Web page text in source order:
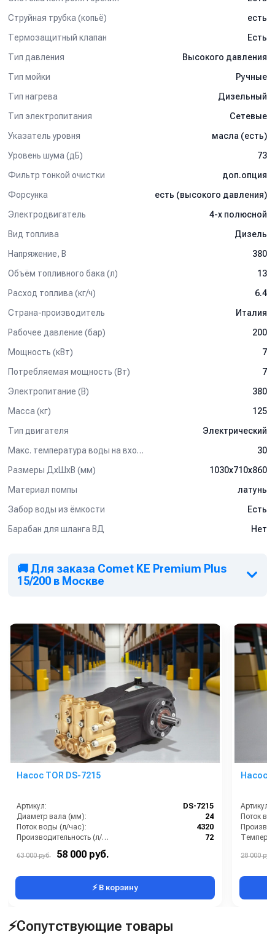
Струйная трубка (копьё)
есть
Термозащитный клапан
Есть
Тип давления
Высокого давления
Тип мойки
Ручные
Тип нагрева
Дизельный
Тип электропитания
Сетевые
Указатель уровня
масла (есть)
Уровень шума (дБ)
73
Фильтр тонкой очистки
доп.опция
Форсунка
есть (высокого давления)
Электродвигатель
4-х полюсной
Вид топлива
Дизель
Напряжение, В
380
Объём топливного бака (л)
13
Расход топлива (кг/ч)
6.4
Страна-производитель
Италия
Рабочее давление (бар)
200
Мощность (кВт)
7
Потребляемая мощность (Вт)
7
Электропитание (В)
380
Масса (кг)
125
Тип двигателя
Электрический
Макс. температура воды на входе (°C)
30
Размеры ДхШхВ (мм)
1030x710x860
Материал помпы
латунь
Забор воды из ёмкости
Есть
Барабан для шланга ВД
Нет
🚚 Для заказа Comet KE Premium Plus
15/200 в Москве
Насос TOR DS-7215
Артикул:
DS-7215
Диаметр вала (мм):
24
Поток воды (л/час):
4320
Производительность (л/мин):
72
Тип вала:
63 000 руб. 58 000 руб.
⚡ В корзину
Насос
Артикул:
Поток
Вес, кг:
28 000 руб.
⚡Сопутствующие товары